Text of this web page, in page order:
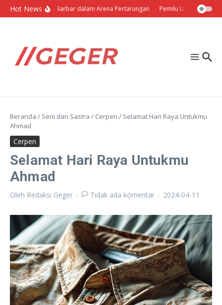
Lewati ke konten
Hot NewsPolitik Barbar dalam Arena Pertarungan Pemilu Ukraina: Milih
Beranda / Seni dan Sastra / Cerpen / Selamat Hari Raya Untukmu
Ahmad
Cerpen
Selamat Hari Raya Untukmu
Ahmad
Oleh Redaksi Geger Tidak ada komentar 2024-04-11